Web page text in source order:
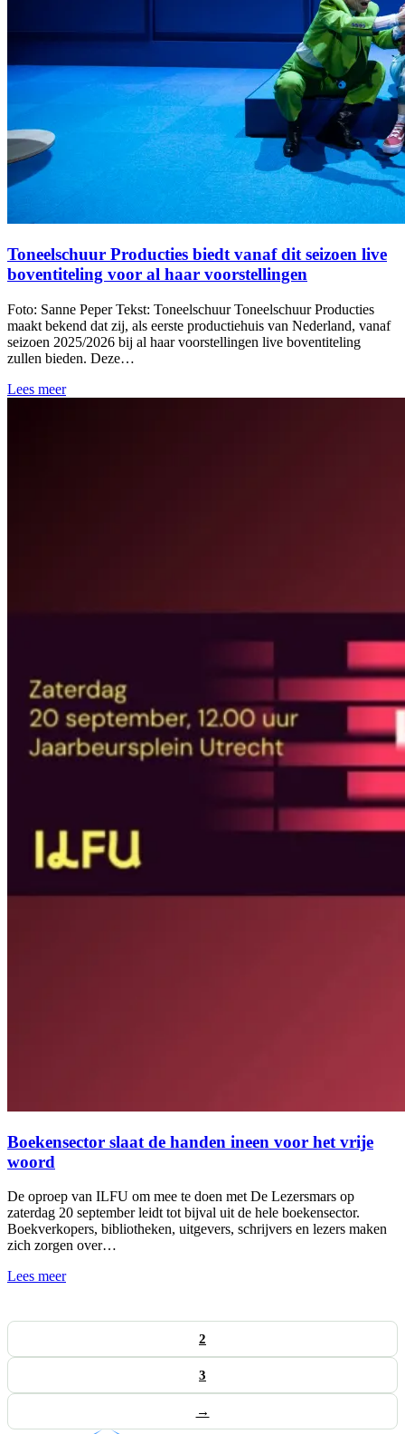
Toneelschuur Producties biedt vanaf dit seizoen live
boventiteling voor al haar voorstellingen
Foto: Sanne Peper Tekst: Toneelschuur Toneelschuur Producties
maakt bekend dat zij, als eerste productiehuis van Nederland, vanaf
seizoen 2025/2026 bij al haar voorstellingen live boventiteling
zullen bieden. Deze…
Lees meer
Boekensector slaat de handen ineen voor het vrije
woord
De oproep van ILFU om mee te doen met De Lezersmars op
zaterdag 20 september leidt tot bijval uit de hele boekensector.
Boekverkopers, bibliotheken, uitgevers, schrijvers en lezers maken
zich zorgen over…
Lees meer
2
3
→